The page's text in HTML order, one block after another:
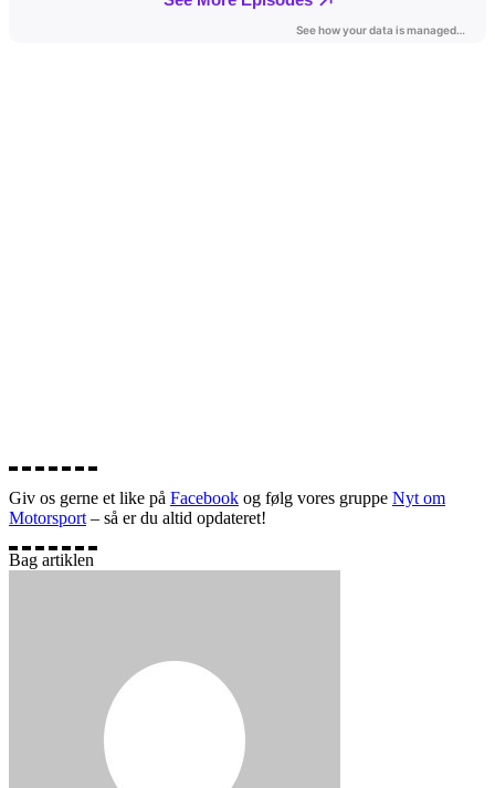
Giv os gerne et like på Facebook og følg vores gruppe Nyt om
Motorsport – så er du altid opdateret!
Bag artiklen